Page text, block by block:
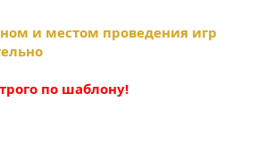
и местом проведения игр
по шаблону!